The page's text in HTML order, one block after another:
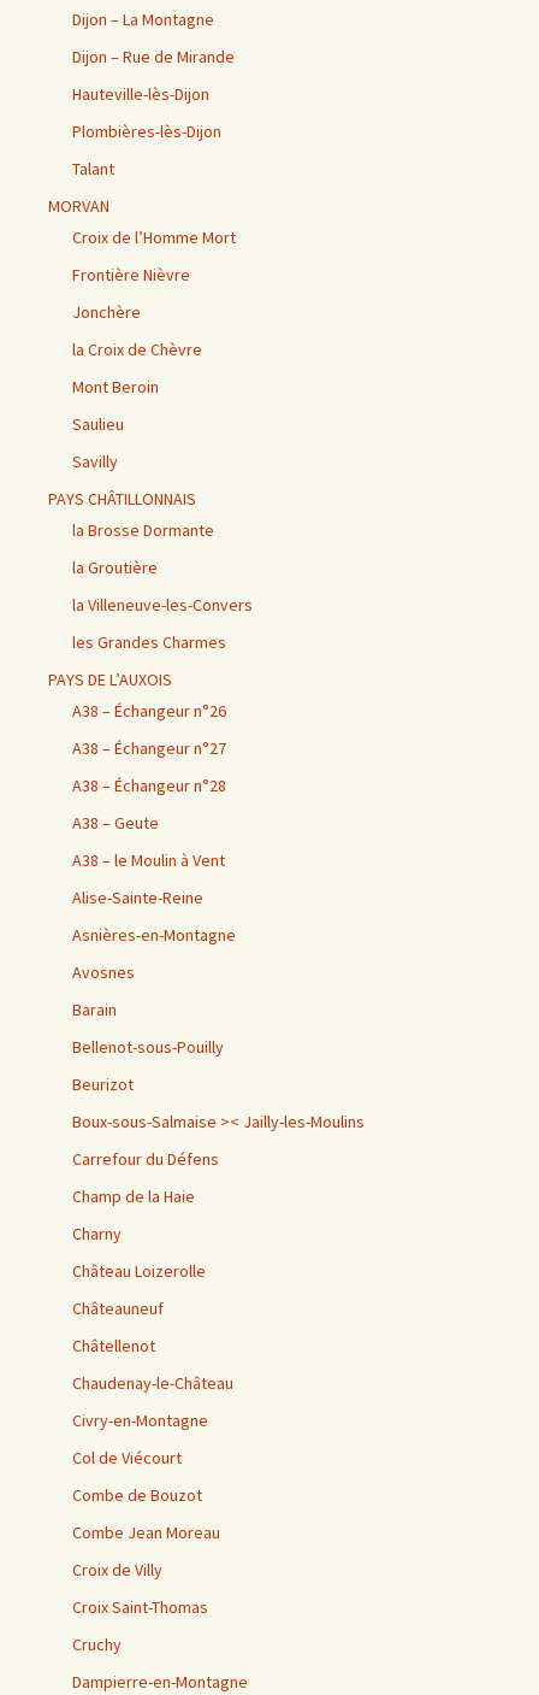
Dijon – La Montagne
Dijon – Rue de Mirande
Hauteville-lès-Dijon
Plombières-lès-Dijon
Talant
MORVAN
Croix de l’Homme Mort
Frontière Nièvre
Jonchère
la Croix de Chèvre
Mont Beroin
Saulieu
Savilly
PAYS CHÂTILLONNAIS
la Brosse Dormante
la Groutière
la Villeneuve-les-Convers
les Grandes Charmes
PAYS DE L’AUXOIS
A38 – Échangeur n°26
A38 – Échangeur n°27
A38 – Échangeur n°28
A38 – Geute
A38 – le Moulin à Vent
Alise-Sainte-Reine
Asnières-en-Montagne
Avosnes
Barain
Bellenot-sous-Pouilly
Beurizot
Boux-sous-Salmaise >< Jailly-les-Moulins
Carrefour du Défens
Champ de la Haie
Charny
Château Loizerolle
Châteauneuf
Châtellenot
Chaudenay-le-Château
Civry-en-Montagne
Col de Viécourt
Combe de Bouzot
Combe Jean Moreau
Croix de Villy
Croix Saint-Thomas
Cruchy
Dampierre-en-Montagne